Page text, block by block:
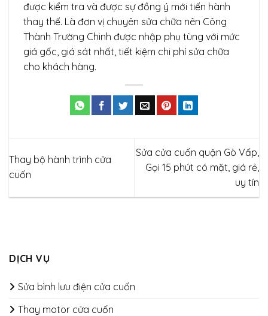
được kiểm tra và được sự đồng ý mới tiến hành
thay thế. Là đơn vị chuyên sửa chữa nên Công
Thành Trường Chinh được nhập phụ tùng với mức
giá gốc, giá sát nhất, tiết kiệm chi phí sửa chữa
cho khách hàng.
Thay bộ hành trình cửa
cuốn
Sửa cửa cuốn quận Gò Vấp,
Gọi 15 phút có mặt, giá rẻ,
uy tín
DỊCH VỤ
Sửa bình lưu điện cửa cuốn
Thay motor cửa cuốn